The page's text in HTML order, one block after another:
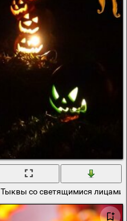
Тыквы со светящимися лицами